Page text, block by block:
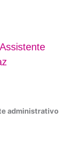
administrativo